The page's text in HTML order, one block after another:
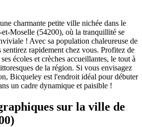
charmante petite ville nichée dans le
Moselle (54200), où la tranquillité se
! Avec sa population chaleureuse de
rapidement chez vous. Profitez de
écoles et crèches accueillantes, le tout à
de la région. Si vous envisagez
Bicqueley est l'endroit idéal pour débuter
un cadre dynamique et paisible !
sur la ville de